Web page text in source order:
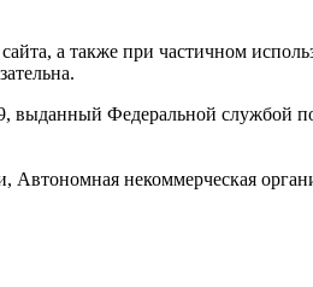
а также при частичном
Федеральной службой
Автономная некоммерческая